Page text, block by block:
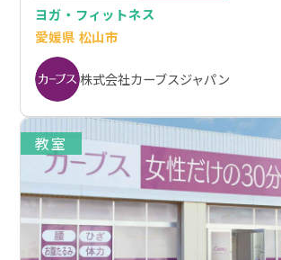
ヨガ・フィットネス
愛媛県 松山市
株式会社カーブスジャパン
教室